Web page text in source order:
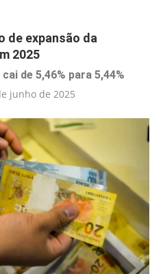
de expansão da
2025
de 5,46% para 5,44%
junho de 2025